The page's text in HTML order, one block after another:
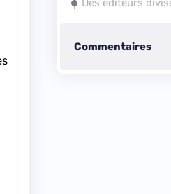
Des éditeurs
Commentaires